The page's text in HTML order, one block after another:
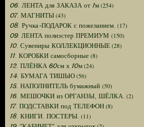
06. ЛЕНТА для ЗАКАЗА от 1м(254)
07. МАГНИТЫ(43)
08. Ручка-ПОДАРОК с пожеланием. (17)
09. ЛЕНТА полиэстер ПРЕМИУМ (150)
10. Сувениры КОЛЛЕКЦИОННЫЕ(28)
11. КОРОБКИ самосборные(8)
12. ПЛЁНКА 60см х 10м(24)
14. БУМАГА ТИШЬЮ(56)
15. НАПОЛНИТЕЛЬ бумажный (50)
16. МЕШОЧКИ из ОРГАНЗЫ, ШЁЛКА. (2)
17. ПОДСТАВКИ под ТЕЛЕФОН(8)
18. КНИГИ. ПОСТЕРЫ. (11)